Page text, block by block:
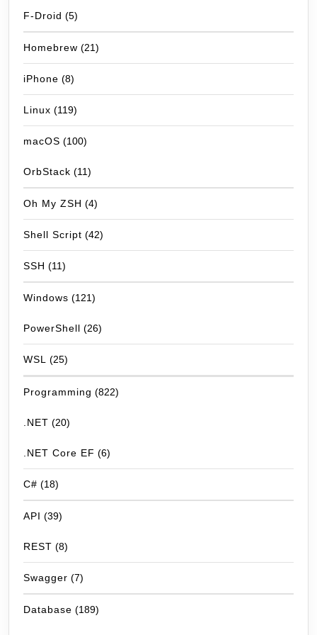
F-Droid (5)
Homebrew (21)
iPhone (8)
Linux (119)
macOS (100)
OrbStack (11)
Oh My ZSH (4)
Shell Script (42)
SSH (11)
Windows (121)
PowerShell (26)
WSL (25)
Programming (822)
.NET (20)
.NET Core EF (6)
C# (18)
API (39)
REST (8)
Swagger (7)
Database (189)